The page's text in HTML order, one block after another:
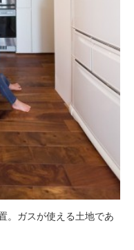
。ガスが使える土地であ